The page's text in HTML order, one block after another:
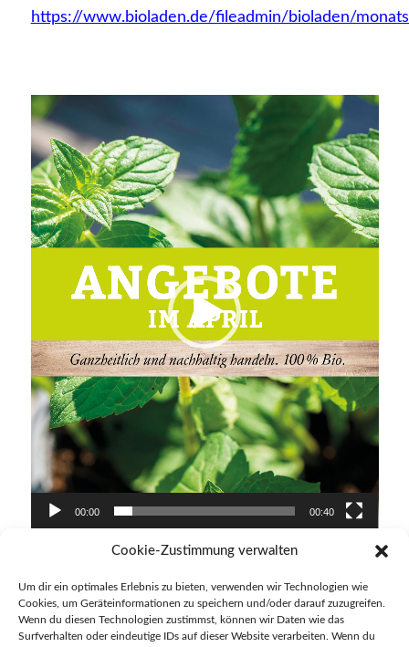
Cookie-Zustimmung verwalten
Um dir ein optimales Erlebnis zu bieten, verwenden wir Technologien wie
Cookies, um Geräteinformationen zu speichern und/oder darauf zuzugreifen.
Wenn du diesen Technologien zustimmst, können wir Daten wie das
Surfverhalten oder eindeutige IDs auf dieser Website verarbeiten. Wenn du
https://www.bioladen.de/fileadmin/bioladen/
Video-
Player
00:00 00:40
2. April 2023
inStartseite